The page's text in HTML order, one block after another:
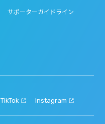
サポーターガイドライン
TikTok Instagram